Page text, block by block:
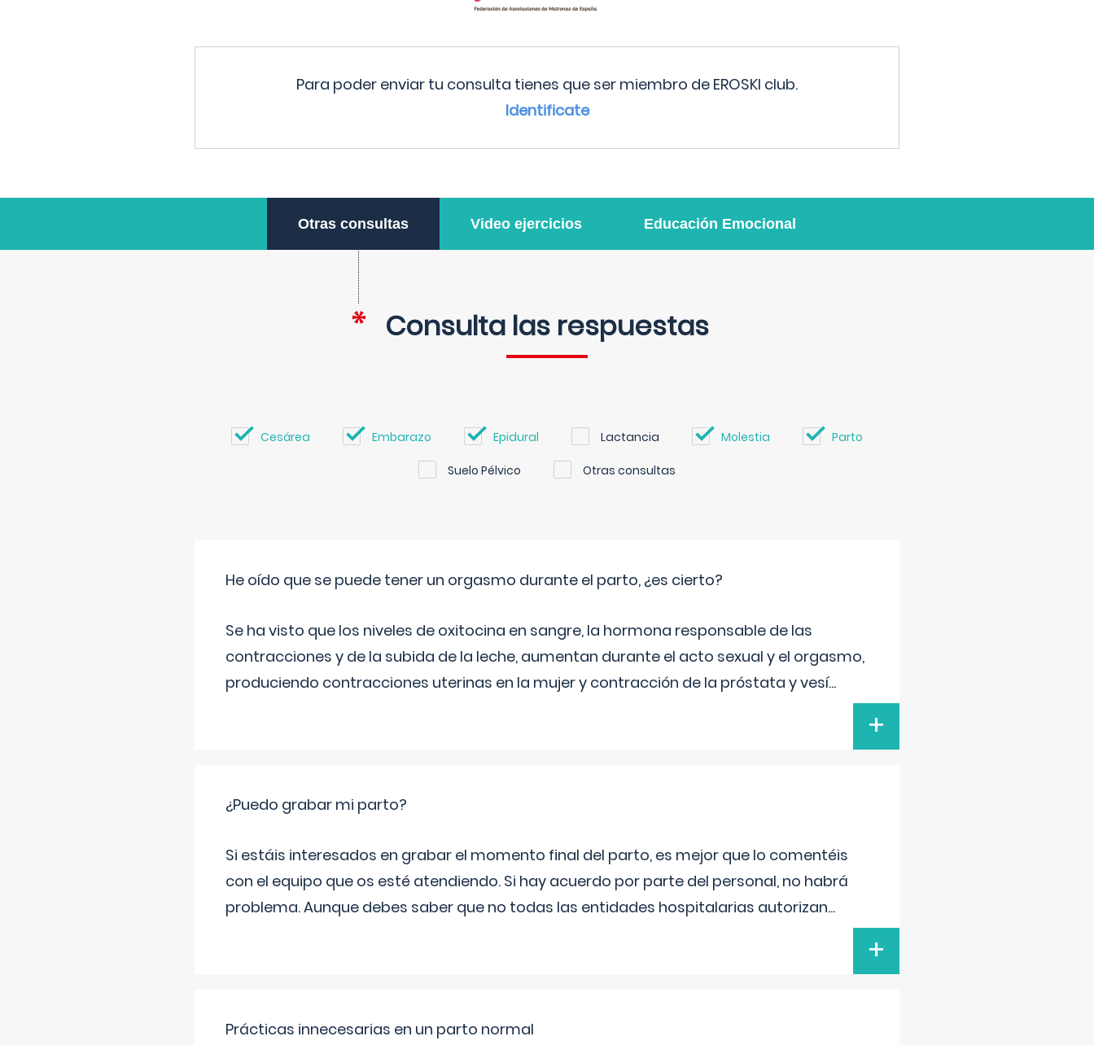
Para poder enviar tu consulta tienes que ser miembro de EROSKI club.
Identificate
Otras consultas Video ejercicios Educación Emocional
Consulta las respuestas
Cesárea Embarazo Epidural Lactancia Molestia Parto
Suelo Pélvico Otras consultas
He oído que se puede tener un orgasmo durante el parto, ¿es cierto?
Se ha visto que los niveles de oxitocina en sangre, la hormona responsable de las
contracciones y de la subida de la leche, aumentan durante el acto sexual y el orgasmo,
produciendo contracciones uterinas en la mujer y contracción de la próstata y vesí...
+
¿Puedo grabar mi parto?
Si estáis interesados en grabar el momento final del parto, es mejor que lo comentéis
con el equipo que os esté atendiendo. Si hay acuerdo por parte del personal, no habrá
problema. Aunque debes saber que no todas las entidades hospitalarias autorizan...
+
Prácticas innecesarias en un parto normal